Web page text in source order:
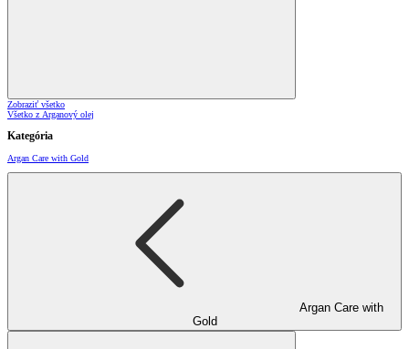
Zobraziť všetko
Všetko z Arganový olej
Kategória
Argan Care with Gold
Argan Care with
Gold